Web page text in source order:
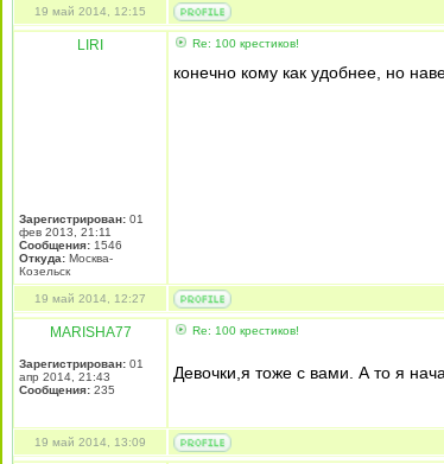
19 май 2014, 12:15
LIRI
Зарегистрирован: 01
фев 2013, 21:11
Сообщения: 1546
Откуда: Москва-
Козельск
Re: 100 крестиков!
конечно кому как удобнее, но
19 май 2014, 12:27
MARISHA77
Зарегистрирован: 01
апр 2014, 21:43
Сообщения: 235
Re: 100 крестиков!
Девочки,я тоже с вами. А то я
19 май 2014, 13:09